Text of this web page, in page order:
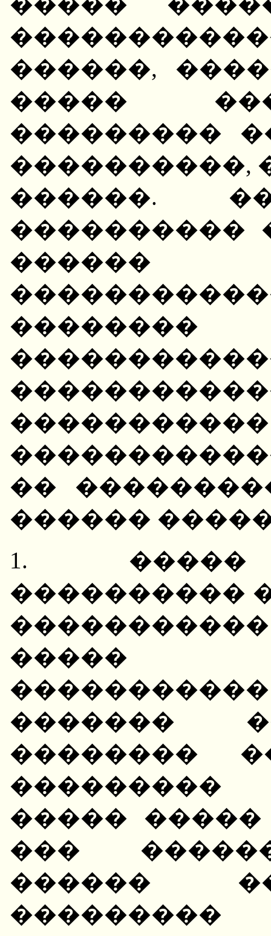
������,
�����
���������
����������,
������.
����������
��
������
1. �����
����������
�����
�������
��������
���������
�����
���
������
���������